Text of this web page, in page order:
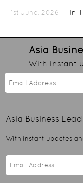
1st June, 2026 ｜ In
Asia
With instant
Asia Business
With instant updates